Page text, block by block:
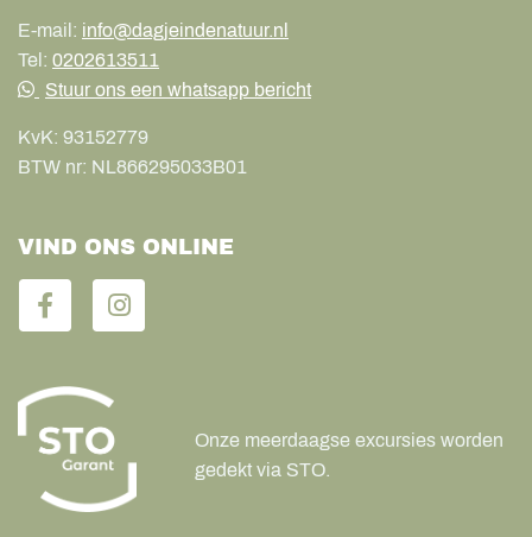
E-mail: info@dagjeindenatuur.nl
Tel: 0202613511
Stuur ons een whatsapp bericht
KvK: 93152779
BTW nr: NL866295033B01
VIND ONS ONLINE
Onze meerdaagse excursies worden
gedekt via STO.